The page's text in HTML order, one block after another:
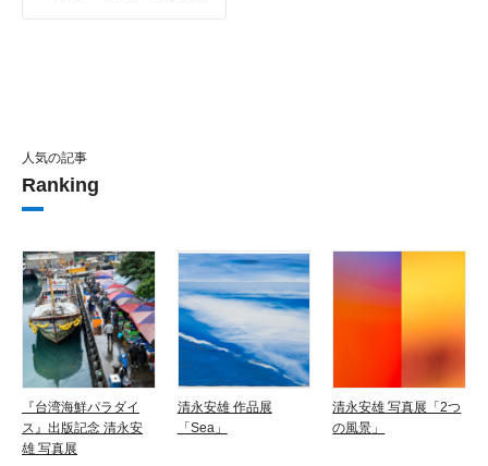
人気の記事
Ranking
『台湾海鮮パラダイ
ス』出版記念 清永安
雄 写真展
清永安雄 作品展
「Sea」
清永安雄 写真展「2つ
の風景」